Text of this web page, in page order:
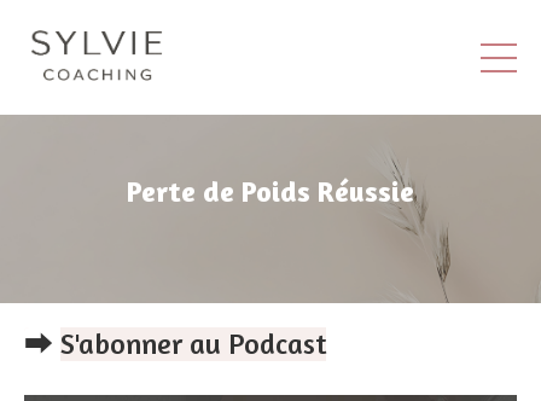
Perte de Poids Réussie
⮕ S'abonner au Podcast